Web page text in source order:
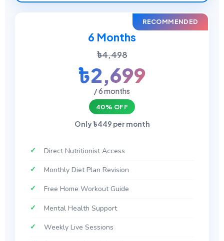
RECOMMENDED
6 Months
৳4,498
৳2,699
/ 6 months
40% OFF
Only ৳449 per month
Direct Nutritionist Access
Monthly Diet Plan Revision
Free Home Workout Guide
Mental Health Support
Weekly Live Sessions